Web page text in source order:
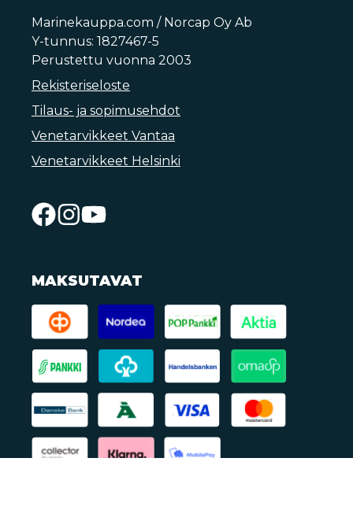
Marinekauppa.com / Norcap Oy Ab
Y-tunnus: 1827467-5
Perustettu vuonna 2003
Rekisteriseloste
Tilaus- ja sopimusehdot
Venetarvikkeet Vantaa
Venetarvikkeet Helsinki
MAKSUTAVAT